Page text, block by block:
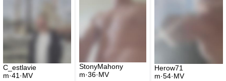
C_estlavie
m·41·MV
StonyMahony
m·36·MV
Herow71
m·54·MV